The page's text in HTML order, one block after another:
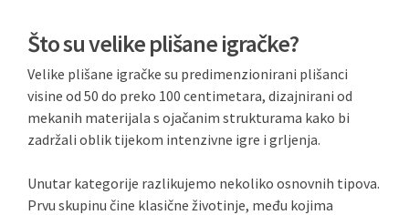
Što su velike plišane igračke?
Velike plišane igračke su predimenzionirani plišanci
visine od 50 do preko 100 centimetara, dizajnirani od
mekanih materijala s ojačanim strukturama kako bi
zadržali oblik tijekom intenzivne igre i grljenja.
Unutar kategorije razlikujemo nekoliko osnovnih tipova.
Prvu skupinu čine klasične životinje, među kojima